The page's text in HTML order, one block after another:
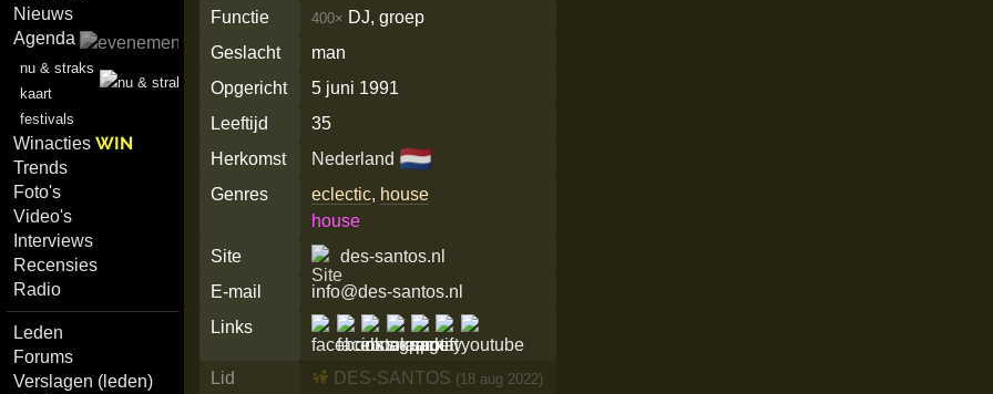
Nieuws
Agenda
nu & straks
kaart
festivals
WinactiesWIN
Trends
Foto's
Video's
Interviews
Recensies
Radio
Leden
Forums
Verslagen (leden)
Functie
400× DJ, groep
Geslacht
man
Opgericht
5 juni 1991
Leeftijd
35
Herkomst
Nederland 🇳🇱
Genres eclectic, house
house
Site
des-santos.nl
E-mail
info@des-santos.nl
Links
Lid DES-SANTOS (18 aug 2022)